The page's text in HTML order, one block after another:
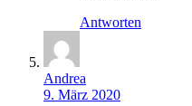
Antworten
Andrea
9. März 2020